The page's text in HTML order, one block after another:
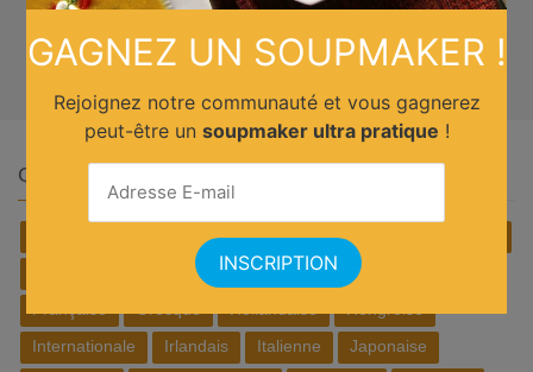
Quelle cuisine ?
Américaine Anglaise
Chinoise Cubaine
Internationale
Irlandais Italienne
Japonaise
GAGNEZ UN SOUPMAKER !
Rejoignez notre communauté et vous gagnerez
peut-être un soupmaker ultra pratique !